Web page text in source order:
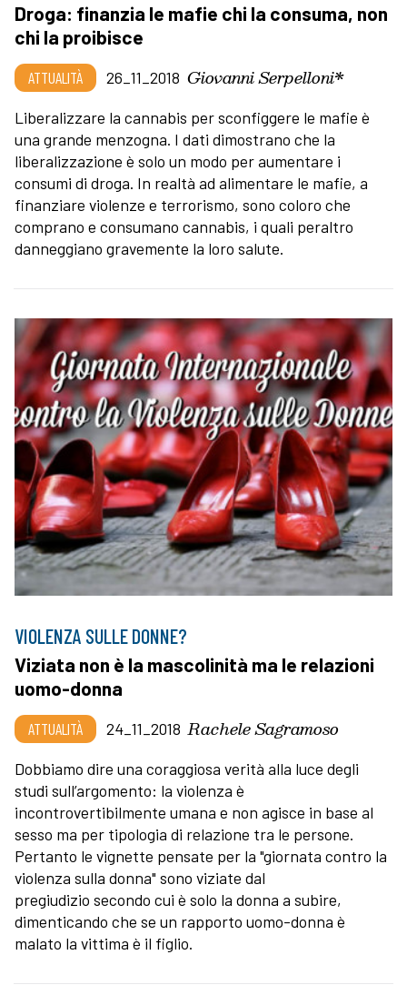
Droga: finanzia le mafie chi la consuma, non
chi la proibisce
ATTUALITÀ 26_11_2018 Giovanni Serpelloni*
Liberalizzare la cannabis per sconfiggere le mafie è
una grande menzogna. I dati dimostrano che la
liberalizzazione è solo un modo per aumentare i
consumi di droga. In realtà ad alimentare le mafie, a
finanziare violenze e terrorismo, sono coloro che
comprano e consumano cannabis, i quali peraltro
danneggiano gravemente la loro salute.
VIOLENZA SULLE DONNE?
Viziata non è la mascolinità ma le relazioni
uomo-donna
ATTUALITÀ 24_11_2018 Rachele Sagramoso
Dobbiamo dire una coraggiosa verità alla luce degli
studi sull’argomento: la violenza è
incontrovertibilmente umana e non agisce in base al
sesso ma per tipologia di relazione tra le persone.
Pertanto le vignette pensate per la "giornata contro la
violenza sulla donna" sono viziate dal
pregiudizio secondo cui è solo la donna a subire,
dimenticando che se un rapporto uomo-donna è
malato la vittima è il figlio.